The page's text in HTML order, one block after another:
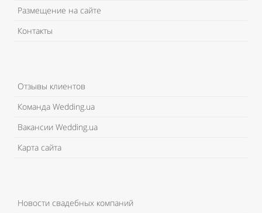
Размещение на сайте
Контакты
Отзывы клиентов
Команда Wedding.ua
Вакансии Wedding.ua
Карта сайта
Новости свадебных компаний